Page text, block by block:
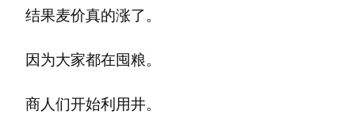
结果麦价真的涨了。
因为大家都在囤粮。
商人们开始利用井。